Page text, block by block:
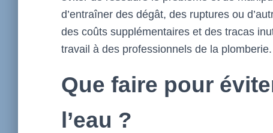
d’entraîner des dégât, des ruptures ou
des coûts supplémentaires et des tracas
travail à des professionnels de la plomberie.
Que faire pour
l’eau ?